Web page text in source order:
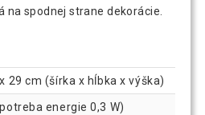
na spodnej strane dekorácie.
29 cm (šírka x hĺbka x výška)
energie 0,3 W)